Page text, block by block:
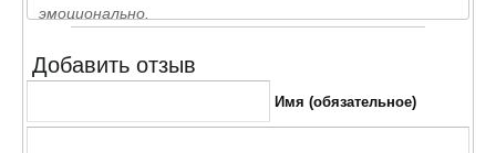
эмоционально.
мягок и тактильно приятен. Ткань чехла пропитана
предотвращающим появление в подушке вредных
Добавить отзыв
Имя (обязательное)